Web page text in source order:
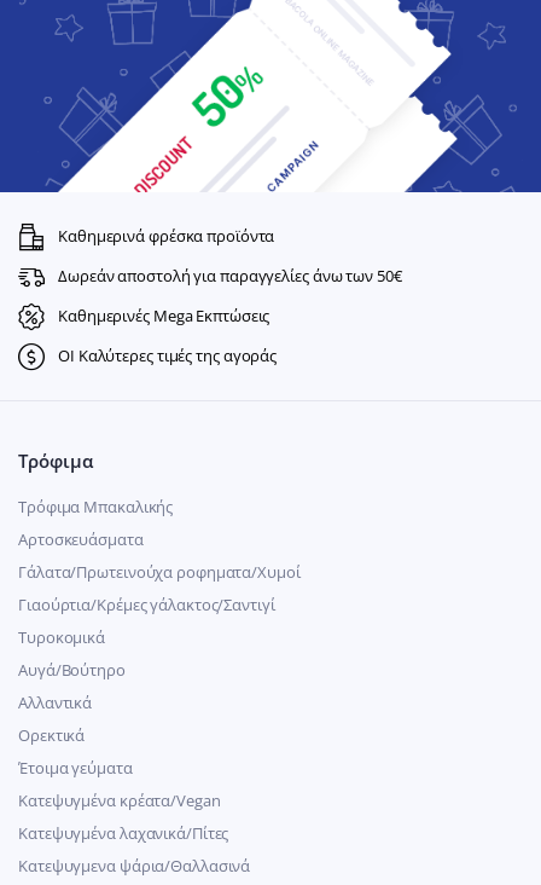
Καθημερινά φρέσκα προϊόντα
Δωρεάν αποστολή για παραγγελίες άνω των 50€
Καθημερινές Mega Εκπτώσεις
ΟΙ Καλύτερες τιμές της αγοράς
Τρόφιμα
Τρόφιμα Μπακαλικής
Αρτοσκευάσματα
Γάλατα/Πρωτεινούχα ροφηματα/Χυμοί
Γιαούρτια/Κρέμες γάλακτος/Σαντιγί
Τυροκομικά
Αυγά/Βούτηρο
Αλλαντικά
Ορεκτικά
Έτοιμα γεύματα
Κατεψυγμένα κρέατα/Vegan
Kατεψυγμένα λαχανικά/Πίτες
Κατεψυγμενα ψάρια/Θαλλασινά